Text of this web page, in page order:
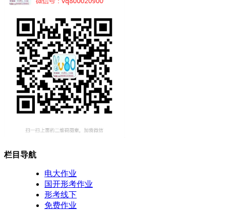
栏目导航
电大作业
国开形考作业
形考线下
免费作业